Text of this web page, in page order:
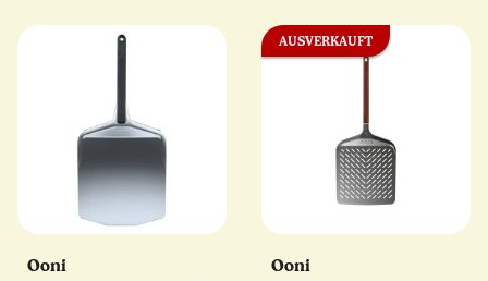
Ooni
AUSVERKAUFT
Ooni